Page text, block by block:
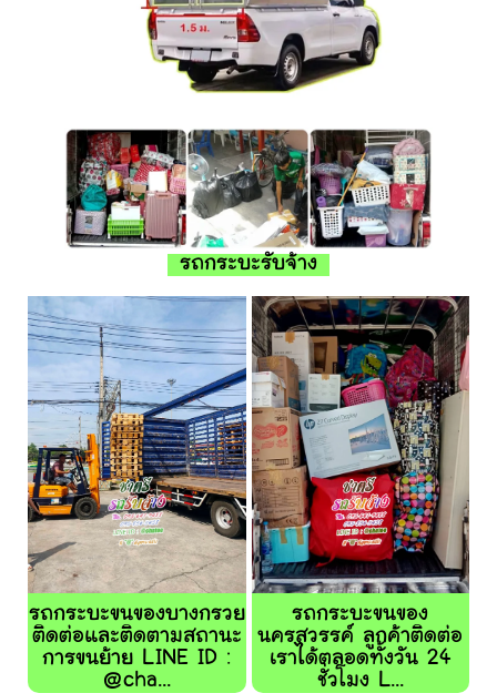
รถกระบะรับจ้าง
รถกระบะขนของบางกรวย
ติดต่อและติดตามสถานะ
การขนย้าย LINE ID :
@cha...
รถกระบะขนของ
นครสวรรค์ ลูกค้าติดต่อ
เราได้ตลอดทั้งวัน 24
ชั่วโมง L...